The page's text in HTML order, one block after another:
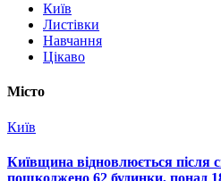
Київ
Листівки
Навчання
Цікаво
Місто
Київ
Київщина відновлюється після
пошкоджено 62 будинки, понад